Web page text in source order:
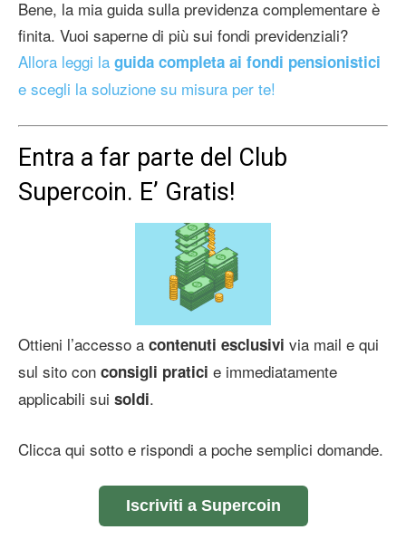
Bene, la mia guida sulla previdenza complementare è
finita. Vuoi saperne di più sui fondi previdenziali?
Allora leggi la guida completa ai fondi pensionistici
e scegli la soluzione su misura per te!
Entra a far parte del Club
Supercoin. E’ Gratis!
Ottieni l’accesso a contenuti esclusivi via mail e qui
sul sito con consigli pratici e immediatamente
applicabili sui soldi.
Clicca qui sotto e rispondi a poche semplici domande.
Iscriviti a Supercoin